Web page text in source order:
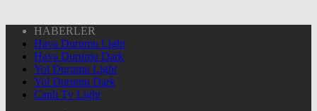
HABERLER
Hava Durumu Light
Hava Durumu Dark
Yol Durumu Light
Yol Durumu Dark
Canlı Tv Light